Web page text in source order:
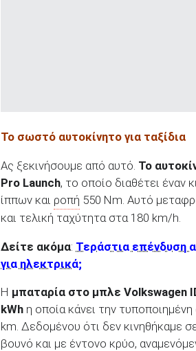
Το σωστό αυτοκίνητο για ταξίδια
Ας ξεκινήσουμε από αυτό. Το
Pro Launch, το οποίο διαθέτει έναν
ίππων και ροπή 550 Nm. Αυτό
και τελική ταχύτητα στα 180 km/h.
Δείτε ακόμα: Τεράστια επένδυση
για ηλεκτρικά;
Η μπαταρία στο μπλε Volkswagen
kWh η οποία κάνει την
km. Δεδομένου ότι δεν κινηθήκαμε
βουνό και με έντονο κρύο,